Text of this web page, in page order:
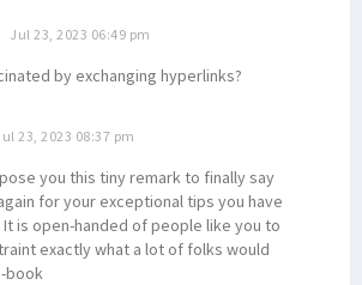
Jul 23, 2023 06:49 pm
by exchanging hyperlinks?
23, 2023 08:37 pm
you this tiny remark to finally say
for your exceptional tips you have
is open-handed of people like you to
exactly what a lot of folks would
book